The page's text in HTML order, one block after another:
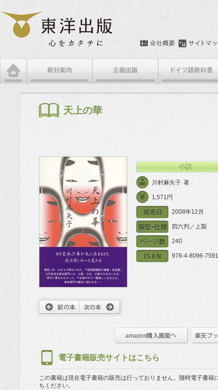
メインメニュー
メインコンテンツへ移動
サブコンテンツへ移動
天上の華
小説
川村麻矢子 著
1,571円
2008年12月
四六判／上製
240
978-4-8096-
電子書籍販売サイトはこちら
この書籍は現在電子書籍の販売は行っておりません。 随時電子書籍
ちください。